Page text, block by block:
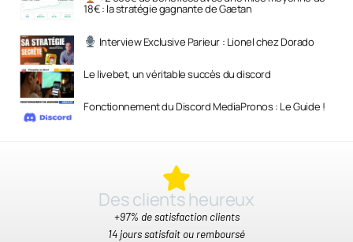
18€ : la stratégie gagnante de Gaetan
Interview Exclusive Parieur : Lionel chez Dorado
Le livebet, un véritable succès du discord
Fonctionnement du Discord MediaPronos : Le Guide !
Des clients heureux​
+97% de satisfaction clients
14 jours satisfait ou remboursé